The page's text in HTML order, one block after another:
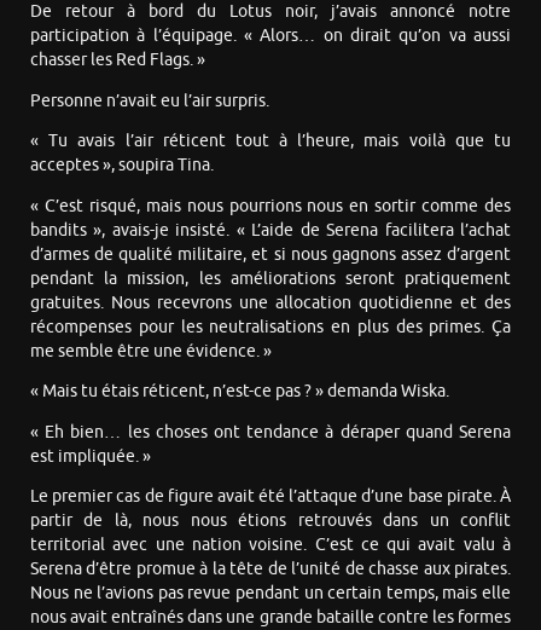
De retour à bord du Lotus noir, j’avais annoncé notre
participation à l’équipage. « Alors… on dirait qu’on va aussi
chasser les Red Flags. »
Personne n’avait eu l’air surpris.
« Tu avais l’air réticent tout à l’heure, mais voilà que tu
acceptes », soupira Tina.
« C’est risqué, mais nous pourrions nous en sortir comme des
bandits », avais-je insisté. « L’aide de Serena facilitera l’achat
d’armes de qualité militaire, et si nous gagnons assez d’argent
pendant la mission, les améliorations seront pratiquement
gratuites. Nous recevrons une allocation quotidienne et des
récompenses pour les neutralisations en plus des primes. Ça
me semble être une évidence. »
« Mais tu étais réticent, n’est-ce pas ? » demanda Wiska.
« Eh bien… les choses ont tendance à déraper quand Serena
est impliquée. »
Le premier cas de figure avait été l’attaque d’une base pirate. À
partir de là, nous nous étions retrouvés dans un conflit
territorial avec une nation voisine. C’est ce qui avait valu à
Serena d’être promue à la tête de l’unité de chasse aux pirates.
Nous ne l’avions pas revue pendant un certain temps, mais elle
nous avait entraînés dans une grande bataille contre les formes